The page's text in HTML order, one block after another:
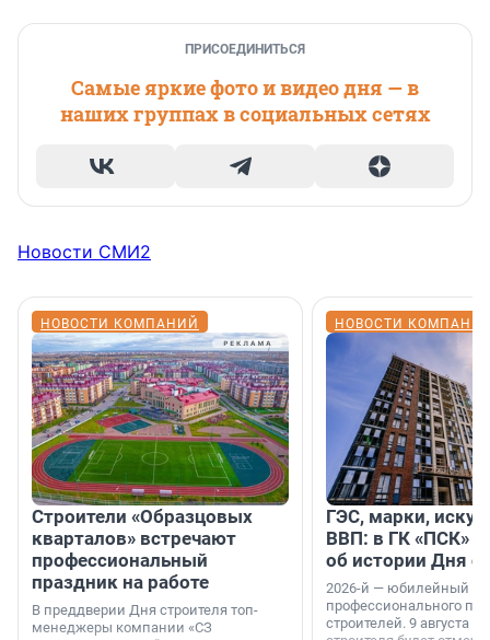
ПРИСОЕДИНИТЬСЯ
Самые яркие фото и видео дня — в
наших группах в социальных сетях
Новости СМИ2
НОВОСТИ КОМПАНИЙ
Строители «Образцовых
кварталов» встречают
профессиональный
праздник на работе
В преддверии Дня строителя топ-
менеджеры компании «СЗ
НОВОСТИ
ГЭС, марки,
ВВП: в ГК «ПСК»
об истории Дня
2026-й — юбилейный
профессионального
строителей. 9 августа